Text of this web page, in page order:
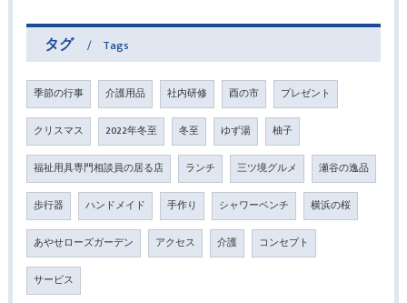
タグ Tags
季節の行事 介護用品 社内研修 酉の市 プレゼント
クリスマス 2022年冬至 冬至 ゆず湯 柚子
福祉用具専門相談員の居る店 ランチ 三ツ境グルメ 瀬谷の逸品
歩行器 ハンドメイド 手作り シャワーベンチ 横浜の桜
あやせローズガーデン アクセス 介護 コンセプト
サービス